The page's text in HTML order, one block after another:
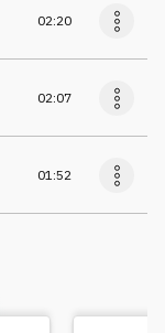
02:20
02:07
01:52